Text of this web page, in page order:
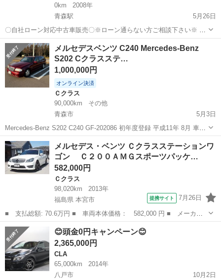
0km
2008年
青森駅
5月26日
〇自社ローン対応中古車販売〇※ローン通らない方ご相談下さい※ ☆
どなたでもローン対応可能☆ １、勤続年数の短い方や
自営業の方 ２、パートをされる主婦の方や派遣社員の方 ３、自己破産
等をされた方やロ...
青森 青森市
メルセデスベンツ C240 Mercedes-Benz
S202 Cクラスステ…
1,000,000円
オンライン決済
Ｃクラス
90,000km
その他
青森市
5月3日
Mercedes-Benz S202 C240 GF-202086 初年度登録 平成11年 8月 車検
令和9年4月15日まで 走行距離 89617km（2026年4月現在）実働変動有
走る曲がる止まる問題ありません。...
青森 青森市 Ｃクラス
メルセデス・ベンツ Ｃクラスステーションワ
ゴン Ｃ２００ＡＭＧスポーツパッケ…
582,000円
Ｃクラス
98,020km
2013年
福島県 本宮市
提携サイト 7月26日
■ 支払総額: 70.6万円 ■ 車両本体価格： 582,000 円 ■ メーカー
名： メルセデス・ベンツ ■ 車種名： Ｃクラスステーションワゴ
ン ■ グレード名： Ｃ２００ＡＭＧスポーツパッケージ 車検整
備付き 純正...
福島 Ｃクラス
😊頭金0円キャンペーン😊
2,365,000円
CLA
65,000km
2014年
八戸市
10月2日